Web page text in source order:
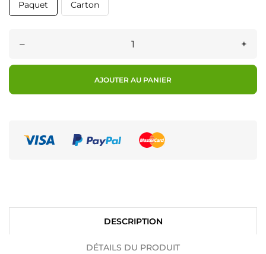
Paquet
Carton
– +
AJOUTER AU PANIER
DESCRIPTION
DÉTAILS DU PRODUIT